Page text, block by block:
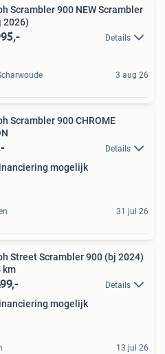
Scrambler 900 NEW Scrambler
2026)
Details
3 aug 26
Scrambler 900 CHROME
Details
mogelijk
31 jul 26
Street Scrambler 900 (bj 2024)
km
Details
mogelijk
13 jul 26